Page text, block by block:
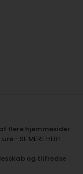
flere hjemmesider
ure- SE MERE HER!
og tilfredse